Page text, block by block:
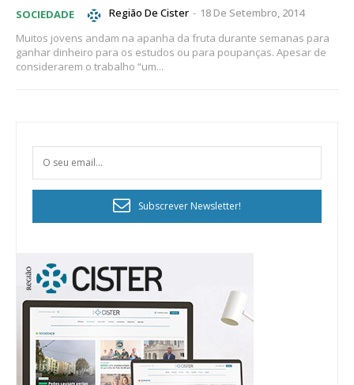
SOCIEDADE Região De Cister - 18 De Setembro, 2014
Muitos jovens andam na apanha da fruta durante semanas para
ganhar dinheiro para os estudos ou para poupanças. Apesar de
considerarem o trabalho “um...
Subscrever Newsletter!